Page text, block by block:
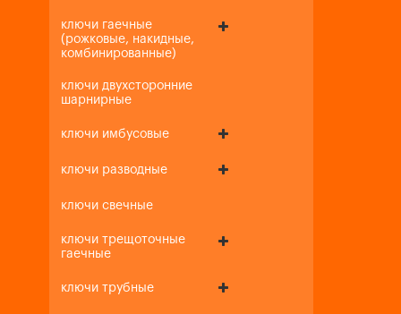
ключи гаечные
(рожковые, накидные,
комбинированные)
ключи двухсторонние
шарнирные
ключи имбусовые
ключи разводные
ключи свечные
ключи трещоточные
гаечные
ключи трубные